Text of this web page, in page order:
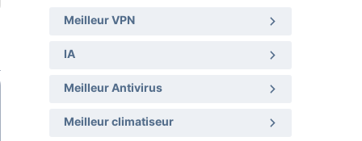
Meilleur VPN
IA
Meilleur Antivirus
Meilleur climatiseur